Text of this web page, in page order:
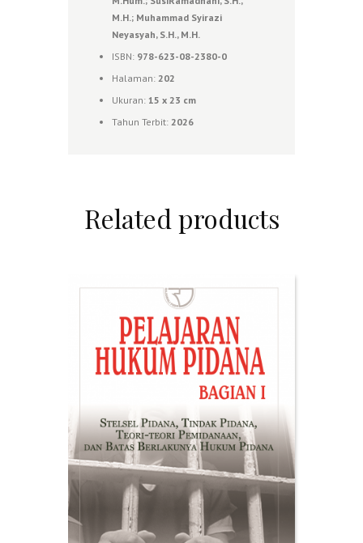
M.H.; Muhammad Syirazi
Neyasyah, S.H., M.H.
ISBN: 978-623-08-2380-0
Halaman: 202
Ukuran: 15 x 23 cm
Tahun Terbit: 2026
Related products